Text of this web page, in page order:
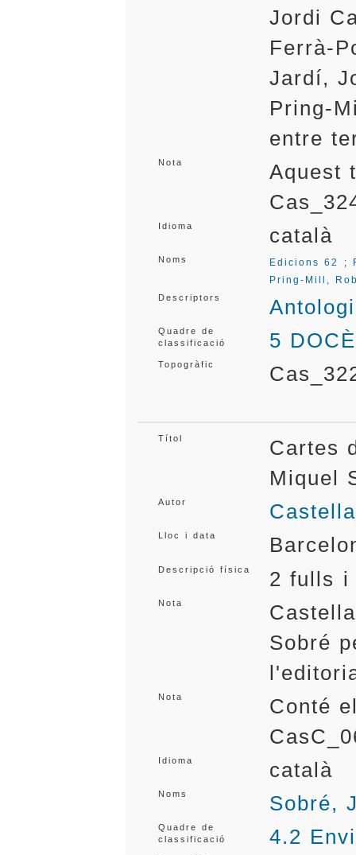
Jordi
Ferrà-
Jardí,
Pring-
entre
Nota
Aquest
Idioma català
Noms Edicions 62 ;
Pring-Mill,
Descriptors
Quadre de
classificació
5
Topogràfic
Títol
Cartes
Miquel
Autor
Lloc i data
Descripció física 2 fulls i
Nota
Sobré
Nota
Conté
Idioma català
Noms Sobré,
Quadre de
classificació
4.2